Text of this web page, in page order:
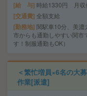
給 与 時給1330円 月収
交通費 全額支給
勤務地 関駅車10分、美
市からも通勤しやすい関市
す！制服通勤もOK）
＜繁忙増員×6名の大
作業[派遣]